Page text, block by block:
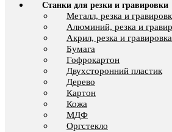
Станки для резки и гравировки
Металл, резка и
Алюминий, резка и
Акрил, резка и гравировка
Бумага
Гофрокартон
Двухсторонний пластик
Дерево
Картон
Кожа
МДФ
Оргстекло